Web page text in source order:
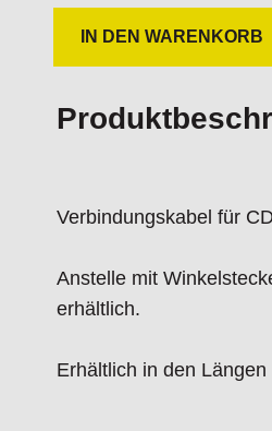
IN DEN WARENKORB
Verbindungskabel für
Anstelle mit
erhältlich.
Erhältlich in den